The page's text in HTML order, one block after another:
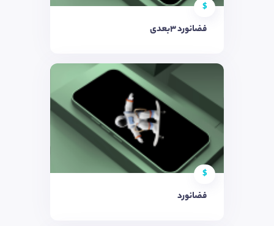
$
فضانورد 3بعدی
$
فضانورد